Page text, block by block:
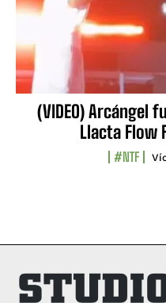
(VIDEO) Arcángel
Llacta Flow
#NTF